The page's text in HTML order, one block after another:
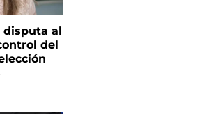
disputa al
del